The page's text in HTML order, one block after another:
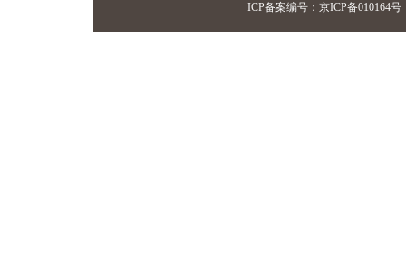
ICP备案编号：京ICP备010164号